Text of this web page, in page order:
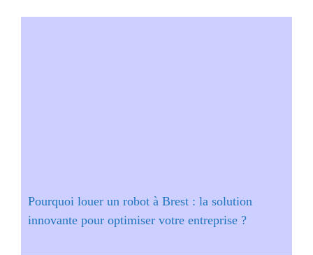
Pourquoi louer un robot à Brest : la solution
innovante pour optimiser votre entreprise ?